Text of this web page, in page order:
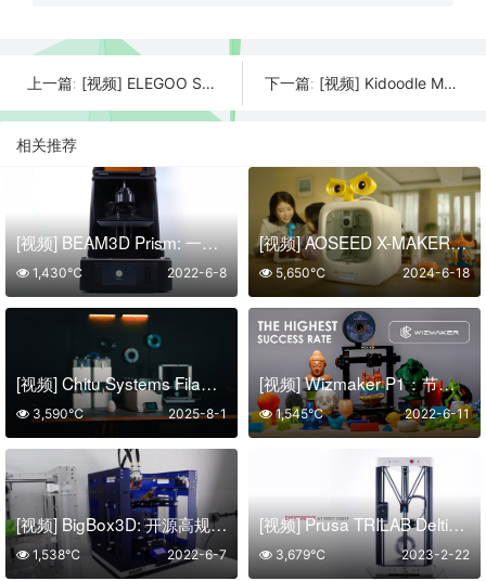
上一篇: [视频] ELEGOO Saturn 4 Ultra 光固化3D打印机开箱和设置入门指南 下一篇: [视频] Kidoodle MiniBox A1儿童3D打印机 专为儿童设计
相关推荐
[视频] BEAM3D Prism: 一款功能丰富且易于使用的 UV 树脂 3D打印机
2022-6-8
1,430℃
[视频] AOSEED X-MAKER JOY：一款为孩子创造无尽玩具的智能3D打印机
2024-6-18
5,650℃
[视频] Chitu Systems FilaPartner E1线材干燥机：2个腔体4个线轴
2025-8-1
3,590℃
[视频] Wizmaker P1：节能30%的用户友好型 3D打印机
2022-6-11
1,545℃
[视频] BigBox3D: 开源高规格桌面3D打印机
2022-6-7
1,538℃
[视频] Prusa TRILAB DeltiQ 2 一款可靠的三角洲3D打印机
2023-2-22
3,679℃